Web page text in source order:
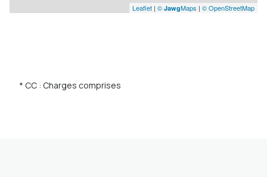
Leaflet | © JawgMaps | © OpenStreetMap
* CC : Charges comprises